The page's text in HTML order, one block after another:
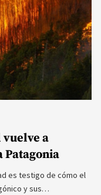
a
Patagonia
es testigo de cómo el
y sus…